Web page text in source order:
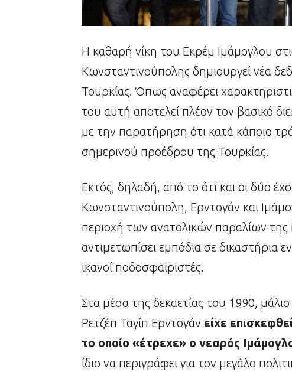
Η καθαρή νίκη του Εκρέμ Ιμάμογλου
Κωνσταντινούπολης δημιουργεί νέα
Τουρκίας. Όπως αναφέρει
του αυτή αποτελεί πλέον τον βασικό
με την παρατήρηση ότι κατά κάποιο
σημερινού προέδρου της Τουρκίας.
Εκτός, δηλαδή, από το ότι και οι δύο
Κωνσταντινούπολη, Ερντογάν και
περιοχή των ανατολικών παραλίων
αντιμετωπίσει εμπόδια σε δικαστήρια
ικανοί ποδοσφαιριστές.
Στα μέσα της δεκαετίας του 1990,
Ρετζέπ Ταγίπ Ερντογάν είχε
το οποίο «έτρεχε» ο νεαρός
ίδιο να περιγράφει για τον μεγάλο